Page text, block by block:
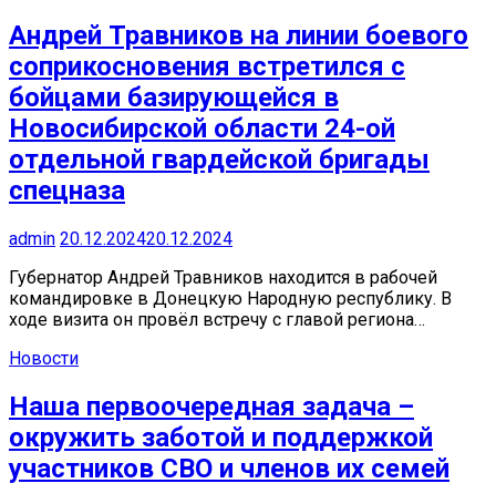
Андрей Травников на линии боевого
соприкосновения встретился с
бойцами базирующейся в
Новосибирской области 24-ой
отдельной гвардейской бригады
спецназа
admin 20.12.202420.12.2024
Губернатор Андрей Травников находится в рабочей
командировке в Донецкую Народную республику. В
ходе визита он провёл встречу с главой региона…
Новости
Наша первоочередная задача –
окружить заботой и поддержкой
участников СВО и членов их семей